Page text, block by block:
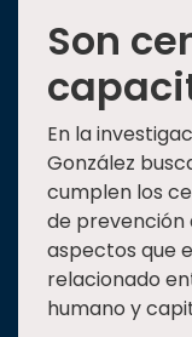
Son
En la
González
cumplen los
de prevención
aspectos que
relacionado
humano y